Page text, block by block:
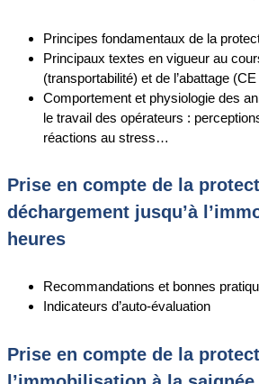
Principes fondamentaux de la
Principaux textes en vigueur au
(transportabilité) et de l’abattage
Comportement et physiologie des
le travail des opérateurs :
réactions au stress…
Prise en compte de la
déchargement jusqu’à
heures
Recommandations et bonnes
Indicateurs d’auto-évaluation
Prise en compte de la